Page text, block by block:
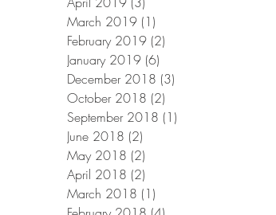
March 2019 (1)
February 2019 (2)
January 2019 (6)
December 2018 (3)
October 2018 (2)
September 2018 (1)
June 2018 (2)
May 2018 (2)
April 2018 (2)
March 2018 (1)